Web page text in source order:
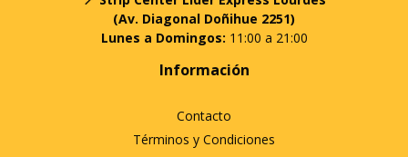
(Av. Diagonal Doñihue 2251)
Lunes a Domingos: 11:00 a 21:00
Información
Contacto
Términos y Condiciones